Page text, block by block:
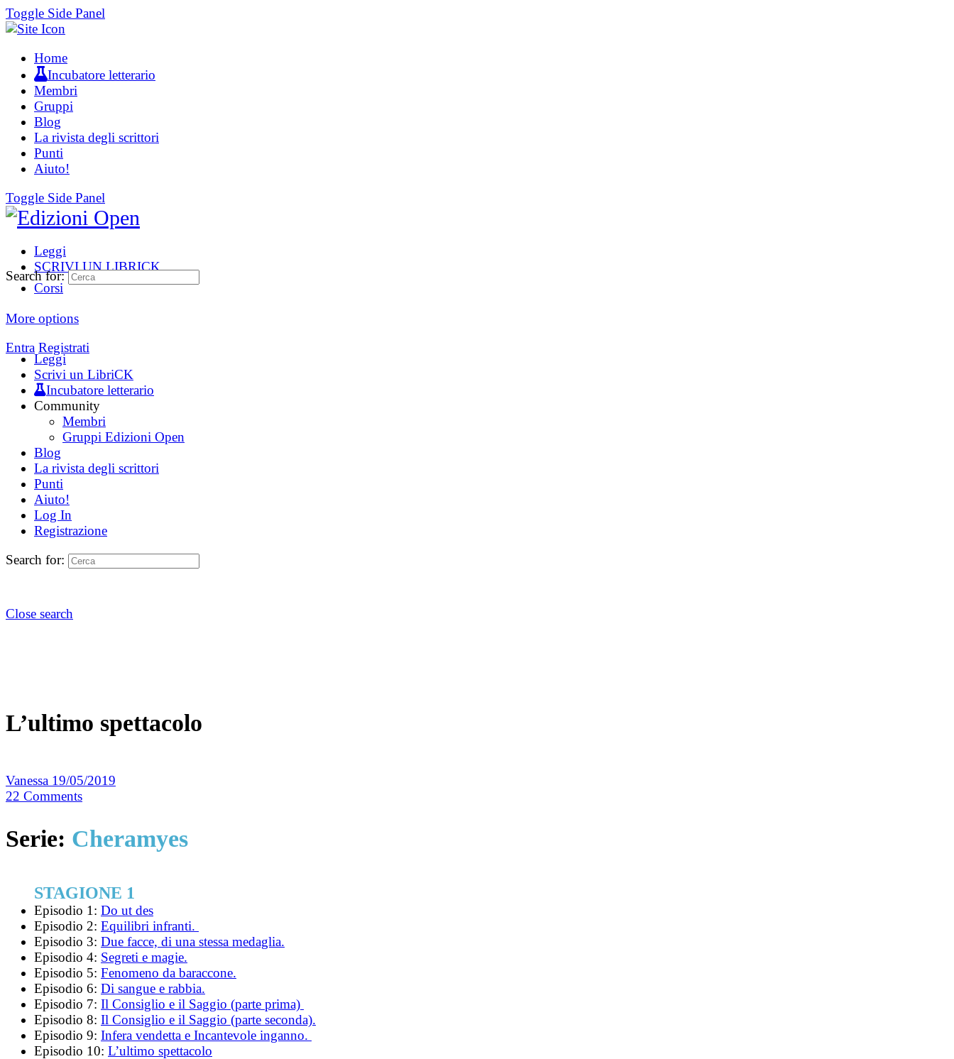
Toggle Side Panel
Home
Incubatore letterario
Membri
Gruppi
Blog
La rivista degli scrittori
Punti
Aiuto!
Toggle Side Panel
Leggi
SCRIVI UN LIBRICK
Corsi
More options
Entra Registrati
Search for:
Leggi
Scrivi un LibriCK
Incubatore letterario
Community
Membri
Gruppi Edizioni Open
Blog
La rivista degli scrittori
Punti
Aiuto!
Log In
Registrazione
Search for:
Close search
L’ultimo spettacolo
Vanessa 19/05/2019
22 Comments
Serie: Cheramyes
STAGIONE 1
Episodio 1: Do ut des
Episodio 2: Equilibri infranti.
Episodio 3: Due facce, di una stessa medaglia.
Episodio 4: Segreti e magie.
Episodio 5: Fenomeno da baraccone.
Episodio 6: Di sangue e rabbia.
Episodio 7: Il Consiglio e il Saggio (parte prima)
Episodio 8: Il Consiglio e il Saggio (parte seconda).
Episodio 9: Infera vendetta e Incantevole inganno.
Episodio 10: L’ultimo spettacolo